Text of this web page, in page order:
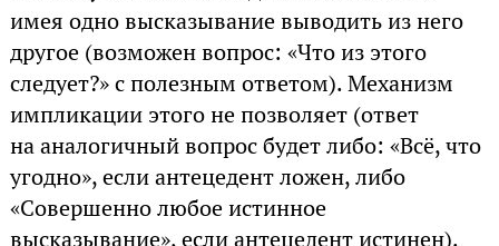
имея одно высказывание выводить из него
другое (возможен вопрос: «Что из этого
следует?» с полезным ответом). Механизм
импликации этого не позволяет (ответ
на аналогичный вопрос будет либо: «Всё, что
угодно», если антецедент ложен, либо
«Совершенно любое истинное
высказывание», если антецедент истинен).